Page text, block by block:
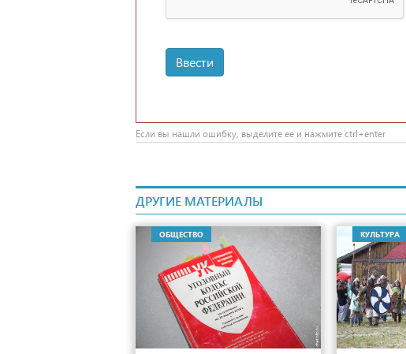
Ввести
Если вы нашли ошибку, выделите ее и нажмите ctrl+enter
ДРУГИЕ МАТЕРИАЛЫ
ОБЩЕСТВО КУЛЬТУРА